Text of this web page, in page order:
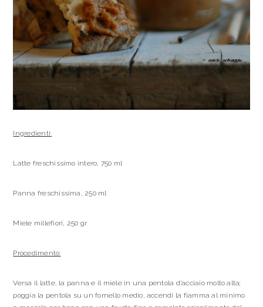
Ingredienti:
Latte freschissimo intero, 750 ml
Panna freschissima, 250 ml
Miele millefiori, 250 gr
Procedimento:
Versa il latte, la panna e il miele in una pentola d’acciaio molto alta;
poggia la pentola su un fornello medio, accendi la fiamma al minimo